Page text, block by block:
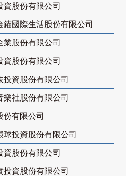
資股份有限公司
錨國際生活股份有限公司
業股份有限公司
資股份有限公司
投資股份有限公司
樂社股份有限公司
份有限公司
球投資股份有限公司
資股份有限公司
投資股份有限公司